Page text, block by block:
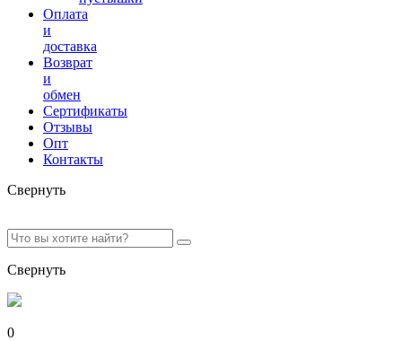
Оплата
и
доставка
Возврат
и
обмен
Сертификаты
Отзывы
Опт
Контакты
Свернуть
Свернуть
0